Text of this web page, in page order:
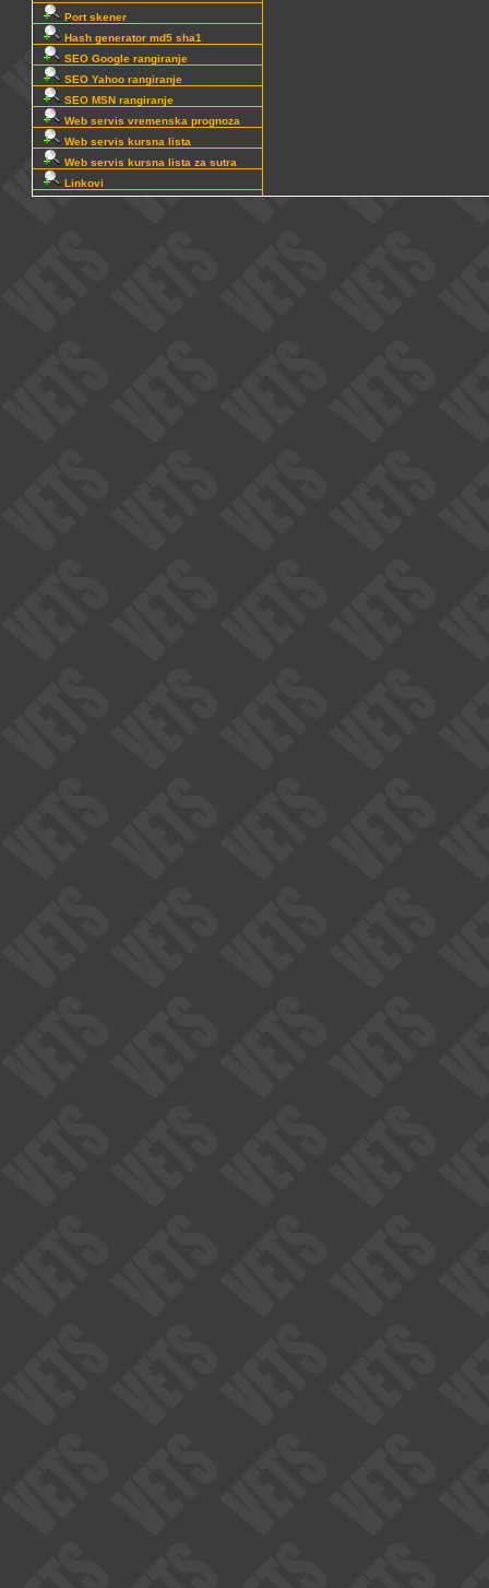
Port skener
Hash generator md5 sha1
SEO Google rangiranje
SEO Yahoo rangiranje
SEO MSN rangiranje
Web servis vremenska prognoza
Web servis kursna lista
Web servis kursna lista za sutra
Linkovi